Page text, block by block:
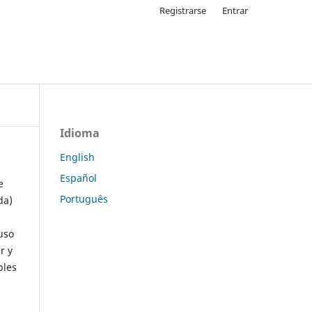
Registrarse Entrar
y
Idioma
English
Español
Português